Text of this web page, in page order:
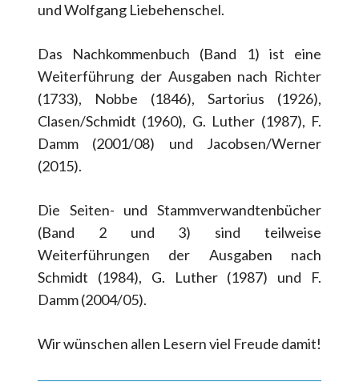
und Wolfgang Liebehenschel.
Das Nachkommenbuch (Band 1) ist eine
Weiterführung der Ausgaben nach Richter
(1733), Nobbe (1846), Sartorius (1926),
Clasen/Schmidt (1960), G. Luther (1987), F.
Damm (2001/08) und Jacobsen/Werner
(2015).
Die Seiten- und Stammverwandtenbücher
(Band 2 und 3) sind teilweise
Weiterführungen der Ausgaben nach
Schmidt (1984), G. Luther (1987) und F.
Damm (2004/05).
Wir wünschen allen Lesern viel Freude damit!